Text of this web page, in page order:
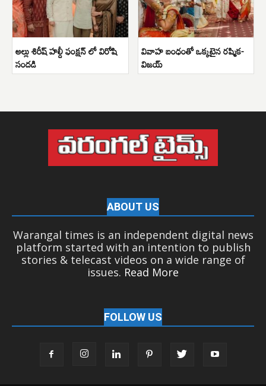
అల్లు శిరీష్ హల్దీ ఫంక్షన్ లో విరోషి
సందడి
వివాహ బంధంతో ఒక్కటైన రష్మిక-
విజయ్
ABOUT US
Warangal times is an independent digital news
platform started with an intention to publish
stories & telecast videos on a wide range of
issues. Read More
FOLLOW US